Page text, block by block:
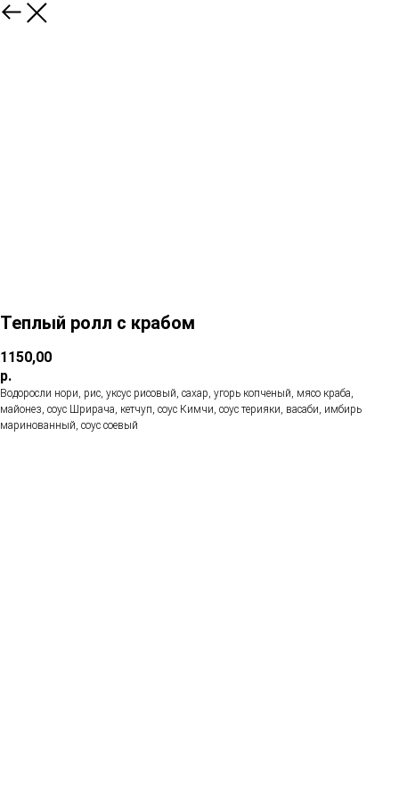
Теплый ролл с крабом
1150,00
р.
Водоросли нори, рис, уксус рисовый, сахар, угорь копченый, мясо краба,
майонез, соус Шрирача, кетчуп, соус Кимчи, соус терияки, васаби, имбирь
маринованный, соус соевый